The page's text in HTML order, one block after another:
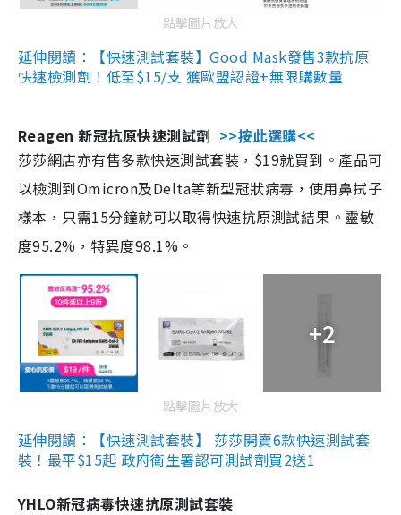
點擊圖片放大
延伸閱讀：【快速測試套裝】Good Mask發售3款抗原
快速檢測劑！低至$15/支 獲歐盟認證+無限購數量
Reagen 新冠抗原快速測試劑 >>按此選購<<
莎莎網店亦有售多款快速測試套裝，$19就買到。產品可
以檢測到Omicron及Delta等新型冠狀病毒，使用鼻拭子
樣本，只需15分鐘就可以取得快速抗原測試結果。靈敏
度95.2%，特異度98.1%。
+2
點擊圖片放大
延伸閱讀：【快速測試套裝】 莎莎開賣6款快速測試套
裝！最平$15起 政府衛生署認可測試劑買2送1
YHLO新冠病毒快速抗原測試套裝